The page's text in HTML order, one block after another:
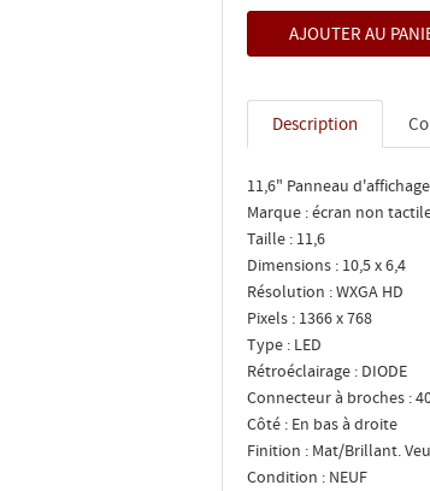
Description
11,6" Panneau
Marque : écran non
Taille : 11,6
Dimensions : 10,5 x 6,4
Résolution : WXGA HD
Pixels : 1366 x 768
Type : LED
Rétroéclairage : DIODE
Connecteur à broches :
Côté : En bas à droite
Finition : Mat/Brillant.
Condition : NEUF